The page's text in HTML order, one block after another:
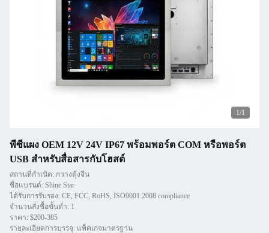
1/1
พีซีแผง OEM 12V 24V IP67 พร้อมพอร์ต COM หรือพอร์ต
USB สำหรับสื่อสารกับโฮสต์
สถานที่กำเนิด: กวางตุ้งจีน
ชื่อแบรนด์: Shine Star
ได้รับการรับรอง: CE, FCC, RoHS, ISO9001:2008 compliance
จำนวนสั่งซื้อขั้นต่ำ: 1
ราคา: $200-385
รายละเอียดการบรรจุ: แพ็คเกจมาตรฐาน